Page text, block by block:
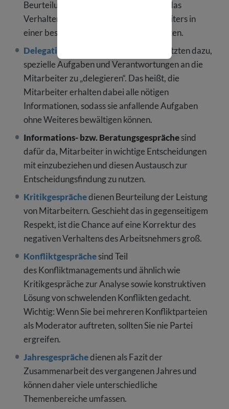
Beurteilung dar, um möglichst objektiv das
Verhalten und die Leistung des Mitarbeiters in
einer bestimmten Zeitspanne zu bewerten.
Delegationsgespräche
dienen Vorgesetzten dazu,
spezielle Aufgaben und Verantwortungen an die
Mitarbeiter zu „delegieren“. Das heißt, die
Mitarbeiter erhalten dabei alle nötigen
Informationen, sodass sie anfallende Aufgaben
ohne Weiteres bewältigen können.
Informations- bzw. Beratungsgesprächesind
dafür da, Mitarbeiter in wichtige Entscheidungen
mit einzubeziehen und diesen Austausch zur
Entscheidungsfindung zu nutzen.
Kritikgesprächedienen Beurteilung der Leistung
von Mitarbeitern. Geschieht das in gegenseitigem
Respekt, ist die Chance auf eine Korrektur des
negativen Verhaltens des Arbeitsnehmers groß.
Konfliktgesprächesind Teil
des Konfliktmanagements und ähnlich wie
Kritikgespräche zur Analyse sowie konstruktiven
Lösung von schwelenden Konflikten gedacht.
Wichtig: Wenn Sie bei mehreren Konfliktparteien
als Moderator auftreten, sollten Sie nie Partei
ergreifen.
Jahresgesprächedienen als Fazit der
Zusammenarbeit des vergangenen Jahres und
können daher viele unterschiedliche
Themenbereiche umfassen.